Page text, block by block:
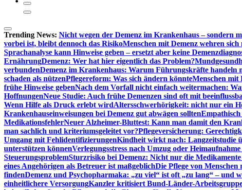
Trending News: Nicht wegen der Demenz im Krankenhaus – sondern
vorbei ist, bleibt dennoch das RisikoMenschen mit Demenz wehren
Sprachanalyse kann Hinweise geben – ersetzt aber keine
ErnährungDemenz: Wer hat hier eigentlich das Problem?
verbundenDemenz im Krankenhaus: Warum Führungskräfte handeln
schaden als nützenPflegereform: Was sich ändern könnteMenschen mit
frühe Hinweise gebenNach dem Vorfall nicht einfach weitermachen:
HoffnungenNeue Studie: Auch frühe Demenzen sind oft mit
Wenn Hilfe als Druck erlebt wirdAltersschwerhörigkeit: nicht nur ein
Krankenhauseinweisungen bei Demenz gut abwägen solltenEmpathisch
MedikationsfehlerNeuer Alzheimer-Bluttest: Kann man damit den
man sachlich und kriteriumsgeleitet vor?Pflegeversicherung:
Umgang mit FehlidentifizierungenKindheit wirkt nach: Langzeitstudie
unterstützen könnenVerlegungsstress nach Umzug oder
SteuerungsproblemSturzrisiko bei Demenz: Nicht nur die Medikamente
eines Angehörigen als Betreuer ist maßgeblichDie Pflege von
findenDemenz und Psychopharmaka: „zu viel“ ist oft „zu lang“ – und
einheitlichere VersorgungKanzler kritisiert Bund-Länder-